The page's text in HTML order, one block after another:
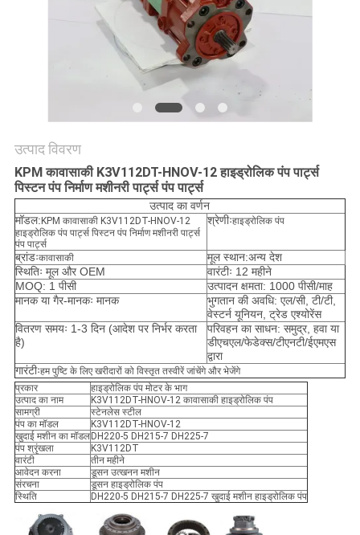
अनुरोध
साइटमैप
गोपनीयता
नीति
उत्पाद विवरण
KPM कावासाकी K3V112DT-HNOV-12 हाइड्रोलिक पंप पार्ट्स
पिस्टन पंप निर्माण मशीनरी पार्ट्स पंप पार्ट्स
उत्पाद का वर्णन
मॉडल: KPM कावासाकी K3V112DT-HNOV-12
हाइड्रोलिक पंप पार्ट्स पिस्टन पंप निर्माण मशीनरी पार्ट्स
पंप पार्ट्स
श्रेणीःहाइड्रोलिक पंप
ब्रांडःकावासाकी
मूल स्थान:अन्य देश
स्थितिः मूल और OEM
वारंटीः 12 महीने
MOQ: 1 पीसी
उत्पादन क्षमता: 1000 पीसी/माह
मानक या गैर-मानकः मानक
भुगतान की अवधि: एल/सी, टी/टी,
वेस्टर्न यूनियन, ट्रेड एश्योरेंस
वितरण समयः 1-3 दिन (आदेश पर निर्भर करता
है)
परिवहन का साधन: समुद्र, हवा या
डीएचएल/फेडेक्स/टीएनटी/ईएमएस
द्वारा
गारंटीःहम पुष्टि के लिए खरीदारों को विस्तृत तस्वीरें जांचेंगे और भेजेंगे
प्रकार
हाइड्रोलिक पंप मोटर के भाग
उत्पाद का नाम
K3V112DT-HNOV-12 कावासाकी हाइड्रोलिक पंप
सामग्री
स्टेनलेस स्टील
पंप का मॉडल
K3V112DT-HNOV-12
खुदाई मशीन का मॉडल DH220-5 DH215-7 DH225-7
पंप श्रृंखला
K3V112DT
वारंटी
तीन महीने
आवेदन करना
डूसन उत्खनन मशीन
संरचना
डूसन हाइड्रोलिक पंप
स्थिति
DH220-5 DH215-7 DH225-7 खुदाई मशीन हाइड्रोलिक पंप